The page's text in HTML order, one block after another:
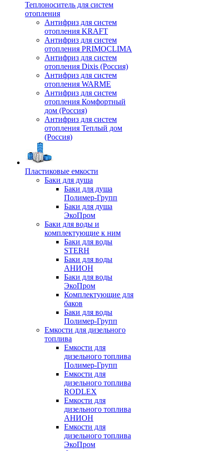
Теплоноситель для систем
отопления
Антифриз для систем
отопления KRAFT
Антифриз для систем
отопления PRIMOCLIMA
Антифриз для систем
отопления Dixis (Россия)
Антифриз для систем
отопления WARME
Антифриз для систем
отопления Комфортный
дом (Россия)
Антифриз для систем
отопления Теплый дом
(Россия)
Пластиковые емкости
Баки для душа
Баки для душа
Полимер-Групп
Баки для душа
ЭкоПром
Баки для воды и
комплектующие к ним
Баки для воды
STERH
Баки для воды
АНИОН
Баки для воды
ЭкоПром
Комплектующие для
баков
Баки для воды
Полимер-Групп
Емкости для дизельного
топлива
Емкости для
дизельного топлива
Полимер-Групп
Емкости для
дизельного топлива
RODLEX
Емкости для
дизельного топлива
АНИОН
Емкости для
дизельного топлива
ЭкоПром